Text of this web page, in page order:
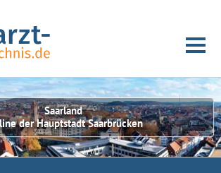
Saarland
der Hauptstadt Saarbrücken